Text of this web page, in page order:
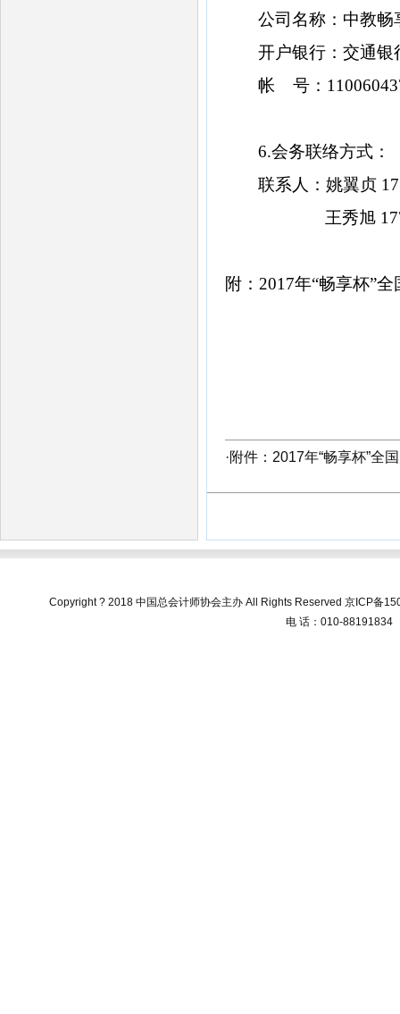
公司名称：中教
开户银行：交通银
帐
号：
6.会务联络方式：
联系人：姚翼贞
王秀旭
附： 2017年“畅享杯”
·附件：2017年“畅享杯”全
Copyright ? 2018 中国总会计师协会主办 All Rights Reserved京ICP备
电 话：010-88191834